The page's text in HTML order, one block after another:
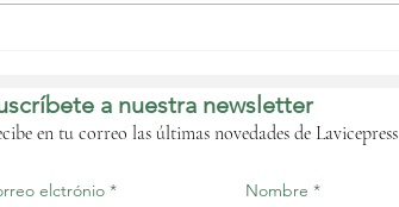
Fortunato Nsue
a nuestra newsletter
en tu correo las últimas novedades de Lavicepress
elctrónio Nombre